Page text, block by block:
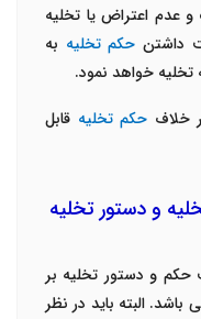
اعتراض یا تخلیه
داشتن حکم تخلیه به
تخلیه خواهد نمود.
خلاف حکم تخلیه قابل
و دستور تخلیه
حکم و دستور تخلیه بر
البته باید در نظر